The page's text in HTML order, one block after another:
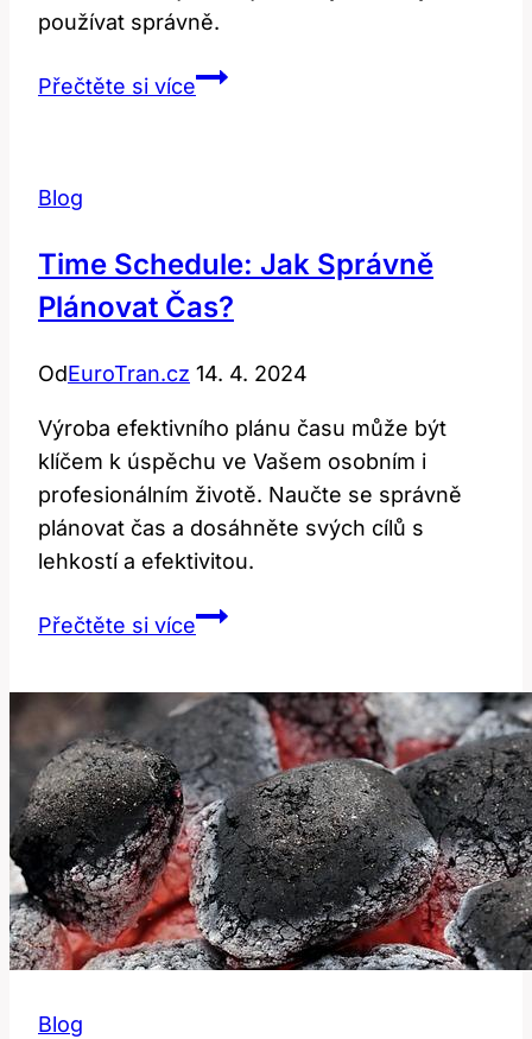
používat správně.
Přečtěte si vícePepper:
Výraz?
Blog
Time Schedule: Jak Správně
Plánovat Čas?
OdEuroTran.cz 14. 4. 2024
Výroba efektivního plánu času může být
klíčem k úspěchu ve Vašem osobním i
profesionálním životě. Naučte se správně
plánovat čas a dosáhněte svých cílů s
lehkostí a efektivitou.
Přečtěte si víceTime
Správně
Plánovat
Čas?
Blog